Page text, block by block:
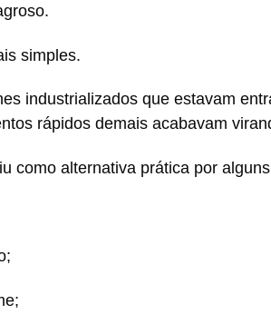
simples.
industrializados que estavam
rápidos demais acabavam
como alternativa prática por